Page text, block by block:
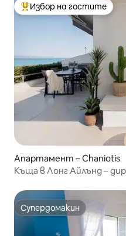
Най-популярен избор на
Избор на гостите
Апартамент – Chaniotis
Къща в Лонг Айлънд –
Супердомакин
Супердомакин